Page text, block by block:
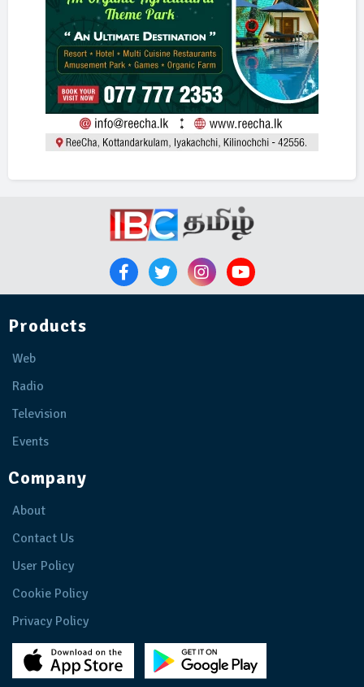
Products
Web
Radio
Television
Events
Company
About
Contact Us
User Policy
Cookie Policy
Privacy Policy